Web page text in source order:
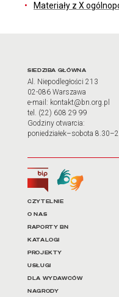
Materiały z X
Adres
SIEDZIBA GŁÓWNA
Al. Niepodległości 213
02-086 Warszawa
e-mail: kontakt@bn.org.pl
tel. (22) 608 29 99
Godziny otwarcia:
poniedziałek–sobota
Biuletyn Informacji Publicznej
Tłumacz języka
Linki do
CZYTELNIE
O NAS
RAPORTY BN
KATALOGI
PROJEKTY
USŁUGI
DLA WYDAWCÓW
NAGRODY